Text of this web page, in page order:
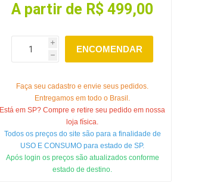
A partir de R$ 499,00
i
h
ENCOMENDAR
Faça seu cadastro e envie seus pedidos.
Entregamos em todo o Brasil.
Está em SP? Compre e retire seu pedido em nossa
loja física.
Todos os preços do site são para a finalidade de
USO E CONSUMO para estado de SP.
Após login os preços são atualizados conforme
estado de destino.